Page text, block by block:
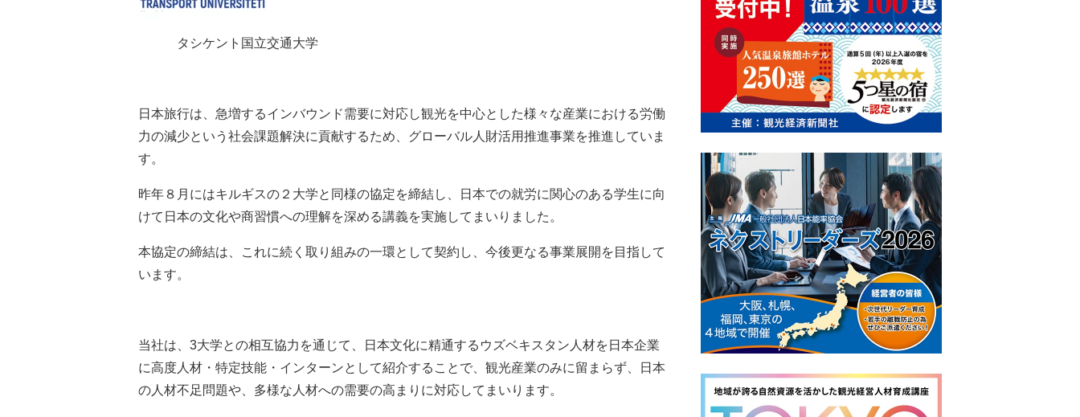
タシケント国立交通大学
日本旅行は、急増するインバウンド需要に対応し観光を中心とした様々な産業における労働
力の減少という社会課題解決に貢献するため、グローバル人財活用推進事業を推進していま
す。
昨年８月にはキルギスの２大学と同様の協定を締結し、日本での就労に関心のある学生に向
けて日本の文化や商習慣への理解を深める講義を実施してまいりました。
本協定の締結は、これに続く取り組みの一環として契約し、今後更なる事業展開を目指して
います。
当社は、3大学との相互協力を通じて、日本文化に精通するウズベキスタン人材を日本企業
に高度人材・特定技能・インターンとして紹介することで、観光産業のみに留まらず、日本
の人材不足問題や、多様な人材への需要の高まりに対応してまいります。